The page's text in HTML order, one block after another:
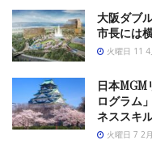
大阪ダブ
市長には
火曜日 11
日本
ログラム
ネススキ
火曜日 7 2